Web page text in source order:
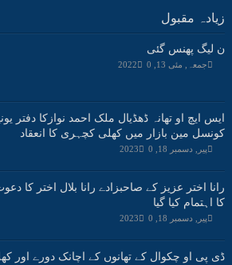
زیادہ مقبول
ن لیگ پھنس گئی
جمعہ, مئی 13, 2022 0
ایس ایچ او تھانہ ڈھڈیال ملک احمد نوازکا دفتر
کونسل مین بازار میں کھلی کچہری کا انعقاد
پیر, دسمبر 18, 2023 0
رانا اختر عزیز کے صاحبزادے رانا بلال اختر کا
کا اہتمام کیا گیا
پیر, دسمبر 18, 2023 0
ڈی پی او چکوال کے تھانوں کے اچانک دورے اور